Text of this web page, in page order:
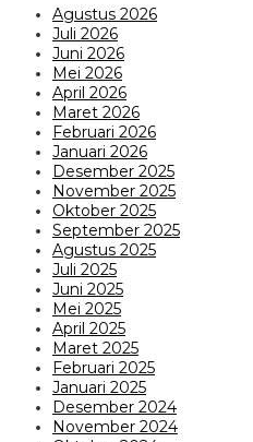
Agustus 2026
Juli 2026
Juni 2026
Mei 2026
April 2026
Maret 2026
Februari 2026
Januari 2026
Desember 2025
November 2025
Oktober 2025
September 2025
Agustus 2025
Juli 2025
Juni 2025
Mei 2025
April 2025
Maret 2025
Februari 2025
Januari 2025
Desember 2024
November 2024